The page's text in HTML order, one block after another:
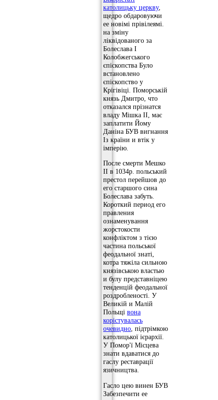
католицьку церкву,
щедро обдаровуючи
ее новімі прівілеямі.
на зміну
ліквідованого за
Болеслава І
Колобжегського
єпіскопства Було
встановлено
єпіскопство у
Крігівіці. Поморській
князь Дмитро, что
отказался прізнатся
владу Мішка ІІ, має
заплатити Йому
Даніна БУВ вигнання
Із країни и втік у
імперію.
После смерти Мешко
ІІ в 1034р. польський
престол перейшов до
его старшого сина
Болеслава забуть.
Короткий период его
правления
ознаменування
жорстокости
конфліктом з тією
частина польської
феодальної знаті,
котра тяжіла сильною
князівською властью
и булу представніцею
тенденцій феодальної
роздробленості. У
Великій и Малій
Польщі вона
корістувалась
очевидно, підтрімкою
католицької ієрархії.
У Помор'ї Місцева
знати вдаватися до
гаслу реставрації
язичництва.
Гасло цею винен БУВ
Забезпечити ее